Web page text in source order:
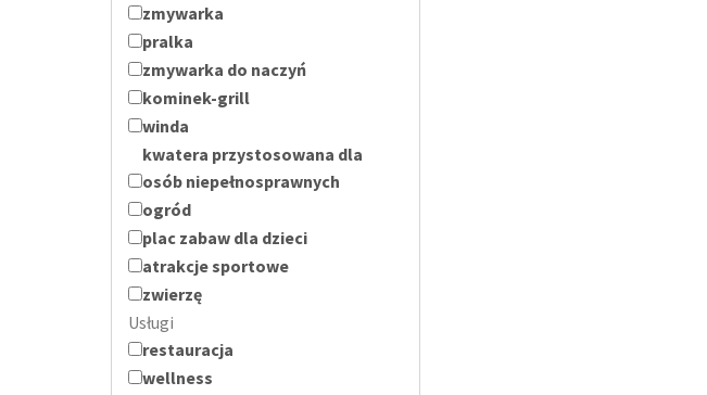
zmywarka
pralka
zmywarka do naczyń
kominek-grill
winda
kwatera przystosowana dla
osób niepełnosprawnych
ogród
plac zabaw dla dzieci
atrakcje sportowe
zwierzę
Usługi
restauracja
wellness